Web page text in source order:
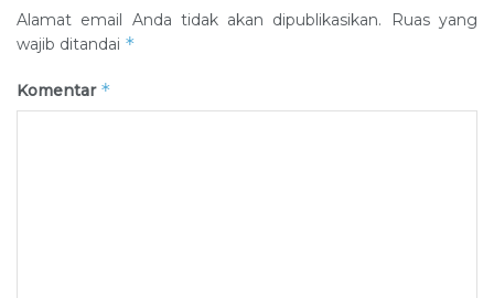
Alamat email Anda tidak akan dipublikasikan.
Ruas yang
wajib ditandai *
Komentar *